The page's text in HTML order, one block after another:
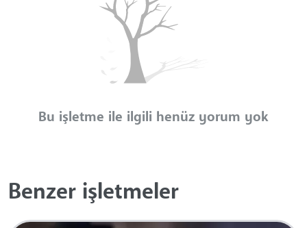
Bu işletme ile ilgili henüz yorum yok
Benzer işletmeler